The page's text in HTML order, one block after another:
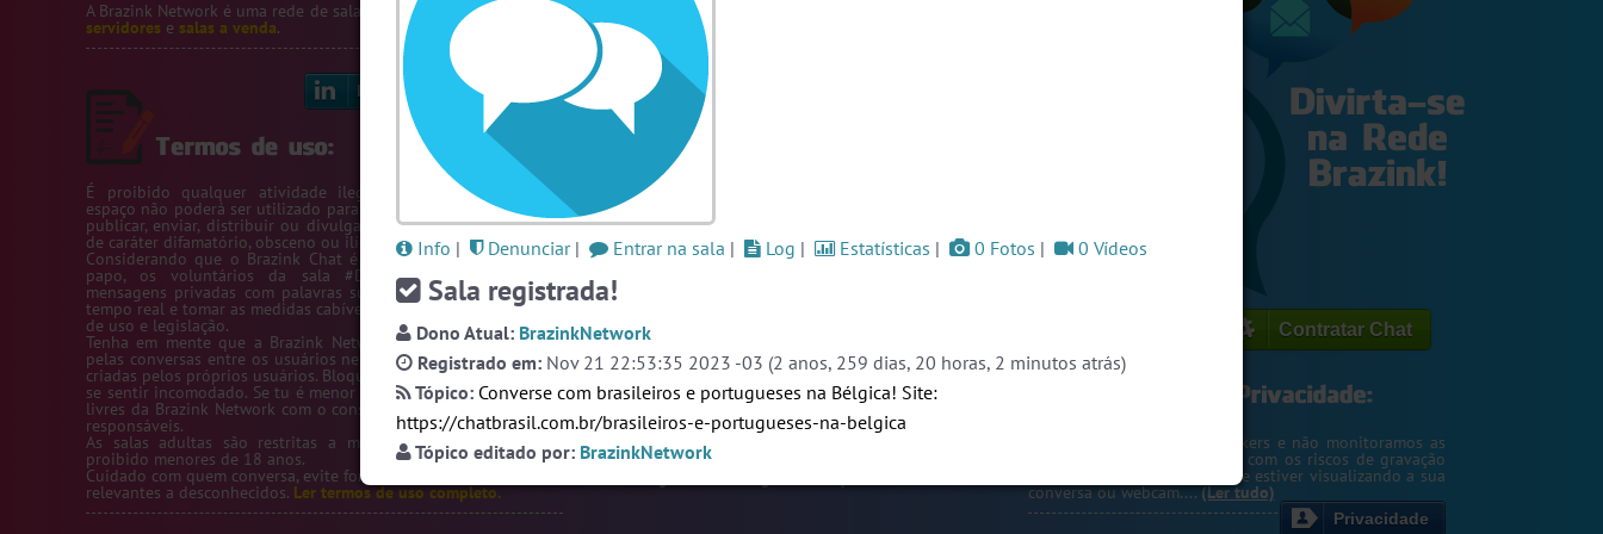
#Novanativa
#Sexo
#LoveHits
Ver todas as salas
Contratar Chat
A Brazink Network é uma rede de salas de bate-papo.Veja nossos
servidores e salas a venda.
Linkedin
É proibido qualquer atividade ilegal na Rede Brazink. Este
espaço não poderá ser utilizado para passar número de telefone,
publicar, enviar, distribuir ou divulgar conteúdos ou informação
de caráter difamatório, obsceno ou ilícito.
Considerando que o Brazink Chat é um site de salas de bate-
papo, os voluntários da sala #Denuncias têm acesso as
mensagens privadas com palavras suspeitas para averiguar em
tempo real e tomar as medidas cabíveis de acordo com os termos
de uso e legislação.
Tenha em mente que a Brazink Network não se responsabiliza
pelas conversas entre os usuários nem pelas salas de bate-papo
criadas pelos próprios usuários. Bloqueie um usuário sempre que
se sentir incomodado. Se tu é menor de idade, só utilize as salas
livres da Brazink Network com o consentimento de seus pais ou
responsáveis.
As salas adultas são restritas a maiores de 18 anos, sendo
proibido menores de 18 anos.
Cuidado com quem conversa, evite fornecer informações pessoais
relevantes a desconhecidos. Ler termos de uso completo.
🛍 Crie seu Chat e Rádio 📻
Protegemos o seu IP de hackers e não monitoramos as
webcam. Entretanto, cuidado com os riscos de gravação
e printscreen pela pessoa que estiver visualizando a sua
conversa ou webcam....(Ler tudo)
Privacidade
Info | Denunciar| Entrar na sala | Log | Estatísticas | 0 Fotos | 0 Vídeos
Sala registrada!
Dono Atual: BrazinkNetwork
Registrado em:Nov 21 22:53:35 2023 -03 (2 anos, 259 dias, 20 horas, 2 minutos atrás)
Tópico: Converse com brasileiros e portugueses na Bélgica! Site:
https://chatbrasil.com.br/brasileiros-e-portugueses-na-belgica
Tópico editado por: BrazinkNetwork